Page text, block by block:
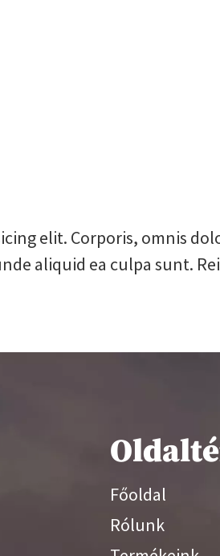
elit. Corporis, omnis
aliquid ea culpa sunt.
Főoldal
Rólunk